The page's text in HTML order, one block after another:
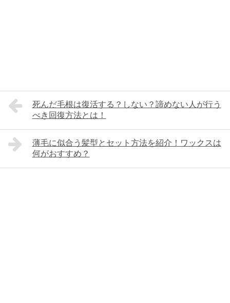
死んだ毛根は復活する？しない？諦めない人が行う
べき回復方法とは！
薄毛に似合う髪型とセット方法を紹介！ワックスは
何がおすすめ？